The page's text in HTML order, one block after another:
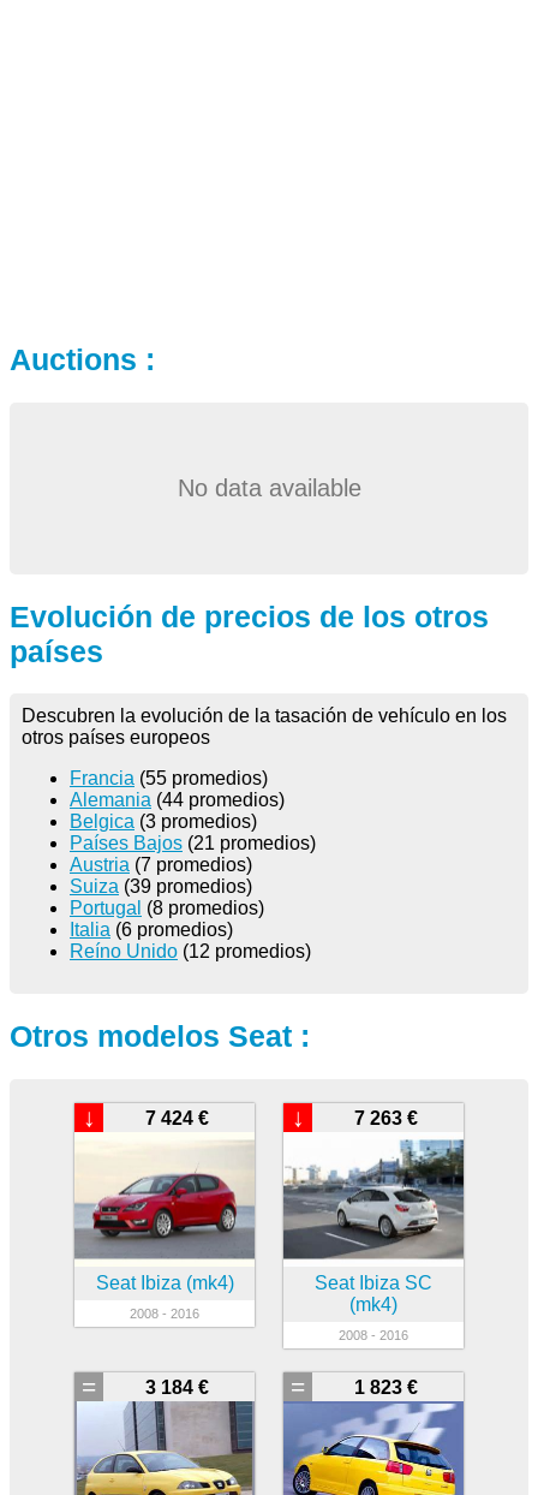
Auctions :
No data available
Evolución de precios de los otros
países
Descubren la evolución de la tasación de vehículo en los
otros países europeos
Francia (55 promedios)
Alemania (44 promedios)
Belgica (3 promedios)
Países Bajos (21 promedios)
Austria (7 promedios)
Suiza (39 promedios)
Portugal (8 promedios)
Italia (6 promedios)
Reíno Unido (12 promedios)
Otros modelos Seat :
7 424 €
↓
Seat Ibiza (mk4)
2008 - 2016
7 263 €
↓
Seat Ibiza SC
(mk4)
2008 - 2016
3 184 €
= 1 823 €
=